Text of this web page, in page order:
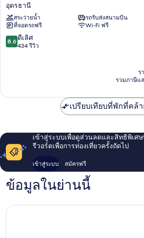
กรีน
โฮ
เท็ล
อุดรธานี
อุดรธานี
สระว่ายน้ำ
รถรับส่งสนามบิน
ที่จอดรถฟรี
Wi-Fi ฟรี
8.6
จาก
8.6 ดีเลิศ
434 รีวิว
ร
รวมภาษีแ
เปรียบเทียบที่พักที่คล้
เข้าสู่ระบบเพื่อดูส่วนลดและสิทธิพิเศ
รีวอร์ดเพื่อการท่องเที่ยวครั้งถัดไป
เข้าสู่ระบบ สมัครฟรี
ข้อมูลในย่านนี้